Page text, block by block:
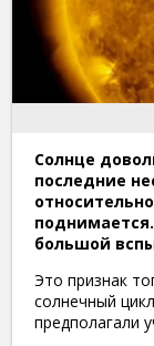
Солнце
последние
большой
Это признак
солнечный
предполагали